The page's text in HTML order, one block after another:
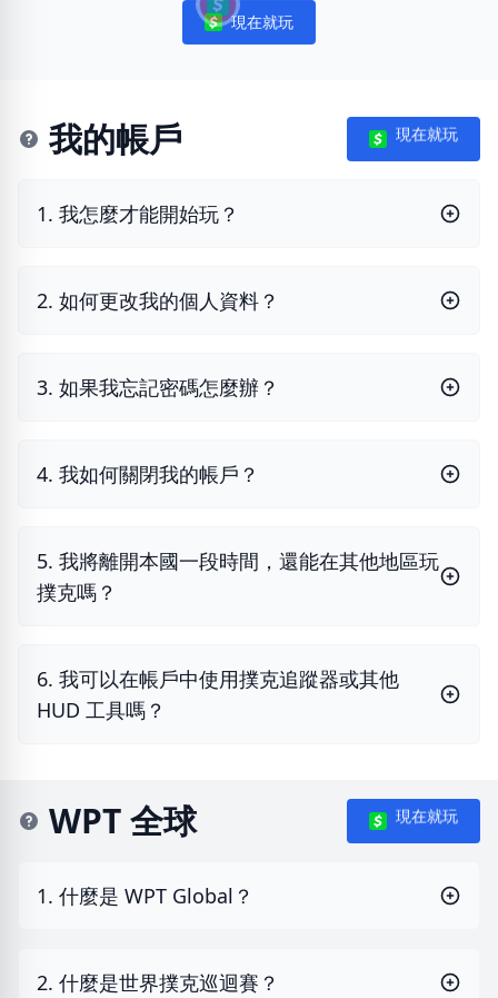
Notifications
現在就玩
我的帳戶 現在就玩
1. 我怎麼才能開始玩？
2. 如何更改我的個人資料？
3. 如果我忘記密碼怎麼辦？
4. 我如何關閉我的帳戶？
5. 我將離開本國一段時間，還能在其他地區玩
撲克嗎？
6. 我可以在帳戶中使用撲克追蹤器或其他
HUD 工具嗎？
WPT 全球 現在就玩
1. 什麼是 WPT Global？
2. 什麼是世界撲克巡迴賽？